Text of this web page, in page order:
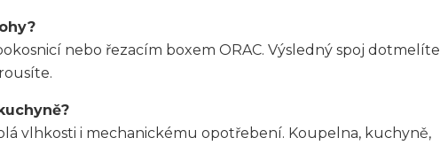
nebo řezacím boxem ORAC. Výsledný spoj dotmelíte
vlhkosti i mechanickému opotřebení. Koupelna, kuchyně,